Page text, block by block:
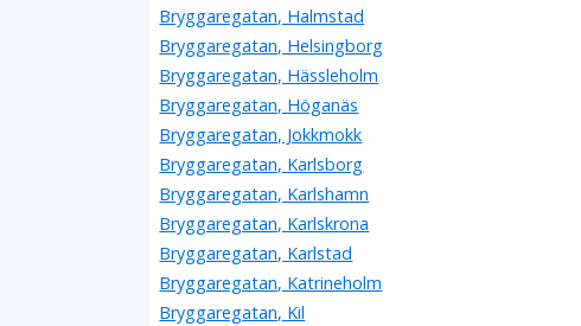
Bryggaregatan, Halmstad
Bryggaregatan, Helsingborg
Bryggaregatan, Hässleholm
Bryggaregatan, Höganäs
Bryggaregatan, Jokkmokk
Bryggaregatan, Karlsborg
Bryggaregatan, Karlshamn
Bryggaregatan, Karlskrona
Bryggaregatan, Karlstad
Bryggaregatan, Katrineholm
Bryggaregatan, Kil